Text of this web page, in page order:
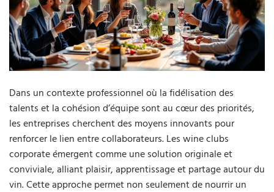
Dans un contexte professionnel où la fidélisation des
talents et la cohésion d’équipe sont au cœur des priorités,
les entreprises cherchent des moyens innovants pour
renforcer le lien entre collaborateurs. Les wine clubs
corporate émergent comme une solution originale et
conviviale, alliant plaisir, apprentissage et partage autour du
vin. Cette approche permet non seulement de nourrir un